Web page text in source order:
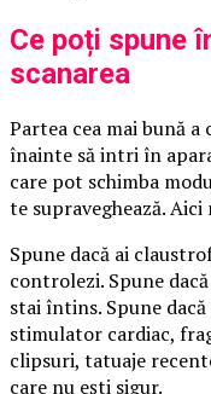
Ce poți spune
scanarea
Partea cea mai bună
înainte să intri în
care pot schimba
te supraveghează.
Spune dacă ai
controlezi. Spune
stai întins. Spune
stimulator cardiac,
clipsuri, tatuaje
care nu ești sigur.